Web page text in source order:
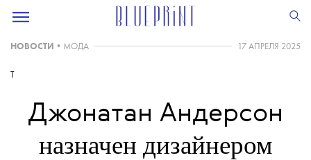
НОВОСТИ • МОДА 17 АПРЕЛЯ 2025
T
Джонатан Андерсон
назначен дизайнером